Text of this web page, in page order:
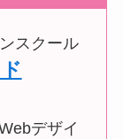
スクール
デザイ